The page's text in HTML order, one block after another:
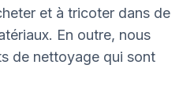
et à tricoter dans de
En outre, nous
de nettoyage qui sont